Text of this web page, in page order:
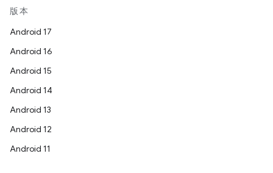
版本
Android 17
Android 16
Android 15
Android 14
Android 13
Android 12
Android 11